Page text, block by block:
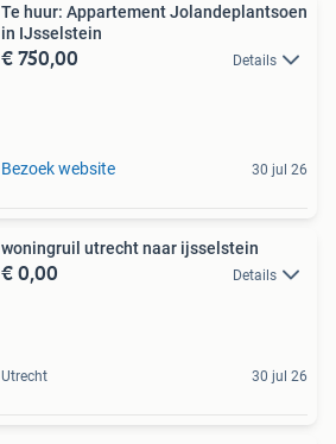
Te huur: Appartement Jolandeplantsoen
in IJsselstein
€ 750,00 Details
Bezoek website 30 jul 26
woningruil utrecht naar ijsselstein
€ 0,00 Details
Utrecht 30 jul 26